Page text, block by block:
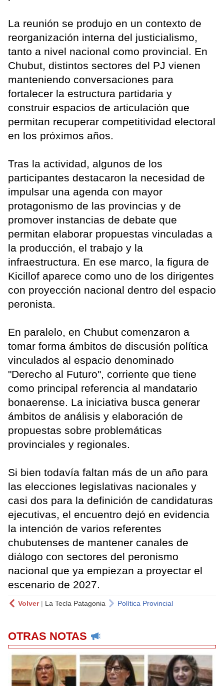
La reunión se produjo en un contexto de
reorganización interna del justicialismo,
tanto a nivel nacional como provincial. En
Chubut, distintos sectores del PJ vienen
manteniendo conversaciones para
fortalecer la estructura partidaria y
construir espacios de articulación que
permitan recuperar competitividad electoral
en los próximos años.
Tras la actividad, algunos de los
participantes destacaron la necesidad de
impulsar una agenda con mayor
protagonismo de las provincias y de
promover instancias de debate que
permitan elaborar propuestas vinculadas a
la producción, el trabajo y la
infraestructura. En ese marco, la figura de
Kicillof aparece como uno de los dirigentes
con proyección nacional dentro del espacio
peronista.
En paralelo, en Chubut comenzaron a
tomar forma ámbitos de discusión política
vinculados al espacio denominado
"Derecho al Futuro", corriente que tiene
como principal referencia al mandatario
bonaerense. La iniciativa busca generar
ámbitos de análisis y elaboración de
propuestas sobre problemáticas
provinciales y regionales.
Si bien todavía faltan más de un año para
las elecciones legislativas nacionales y
casi dos para la definición de candidaturas
ejecutivas, el encuentro dejó en evidencia
la intención de varios referentes
chubutenses de mantener canales de
diálogo con sectores del peronismo
nacional que ya empiezan a proyectar el
escenario de 2027.
Volver| La Tecla Patagonia Política Provincial
OTRAS NOTAS